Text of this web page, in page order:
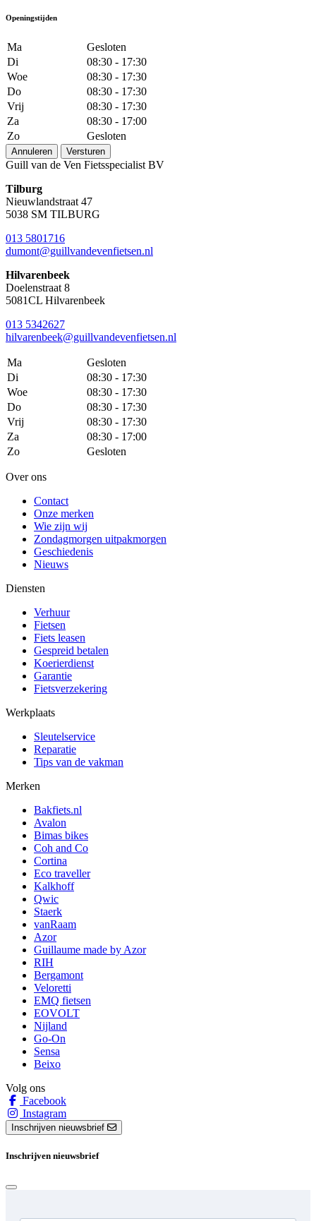
Openingstijden
Ma
Gesloten
Di
08:30 - 17:30
Woe
08:30 - 17:30
Do
08:30 - 17:30
Vrij
08:30 - 17:30
Za
08:30 - 17:00
Zo
Gesloten
Annuleren Versturen
Guill van de Ven Fietsspecialist BV
Tilburg
Nieuwlandstraat 47
5038 SM TILBURG
013 5801716
dumont@guillvandevenfietsen.nl
Hilvarenbeek
Doelenstraat 8
5081CL Hilvarenbeek
013 5342627
hilvarenbeek@guillvandevenfietsen.nl
Ma
Gesloten
Di
08:30 - 17:30
Woe
08:30 - 17:30
Do
08:30 - 17:30
Vrij
08:30 - 17:30
Za
08:30 - 17:00
Zo
Gesloten
Over ons
Contact
Onze merken
Wie zijn wij
Zondagmorgen uitpakmorgen
Geschiedenis
Nieuws
Diensten
Verhuur
Fietsen
Fiets leasen
Gespreid betalen
Koerierdienst
Garantie
Fietsverzekering
Werkplaats
Sleutelservice
Reparatie
Tips van de vakman
Merken
Bakfiets.nl
Avalon
Bimas bikes
Coh and Co
Cortina
Eco traveller
Kalkhoff
Qwic
Staerk
vanRaam
Azor
Guillaume made by Azor
RIH
Bergamont
Veloretti
EMQ fietsen
EOVOLT
Nijland
Go-On
Sensa
Beixo
Volg ons
Facebook
Instagram
Inschrijven nieuwsbrief
Inschrijven nieuwsbrief